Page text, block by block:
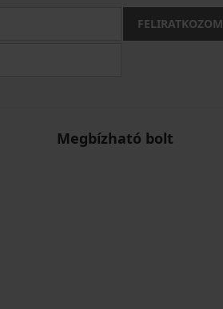
FELIRATKOZOM
Megbízható bolt